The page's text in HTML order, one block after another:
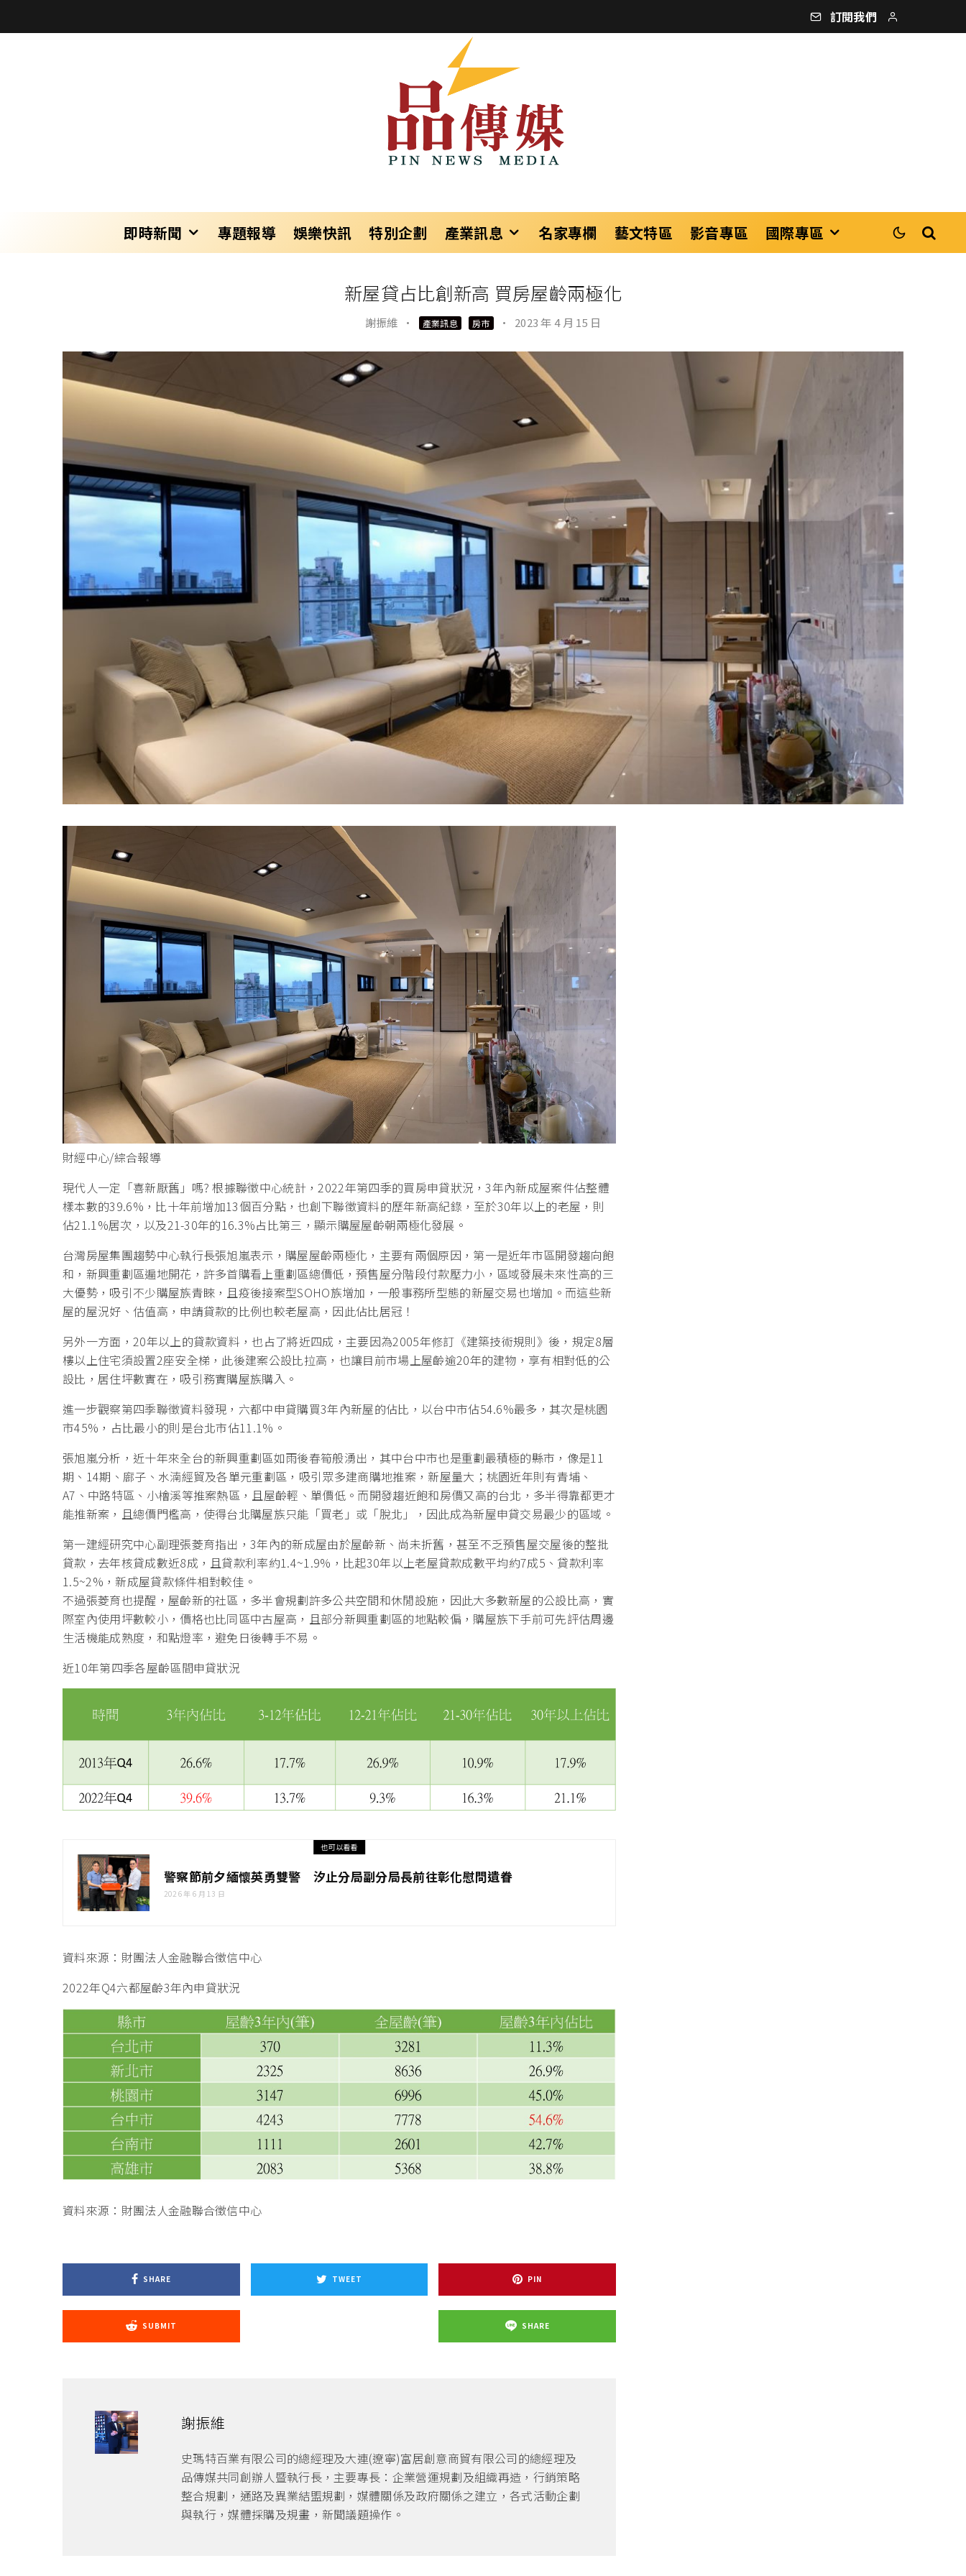
訂閱我們
即時新聞 專題報導 娛樂快訊 特別企劃 產業訊息 名家專欄 藝文特區 影音專區 國際專區
新屋貸占比創新高 買房屋齡兩極化
謝振維 · 產業訊息 房市 · 2023 年 4 月 15 日
財經中心/綜合報導
現代人一定「喜新厭舊」嗎? 根據聯徵中心統計，2022年第四季的買房申貸狀況，3年內新成屋案件佔整體
樣本數的39.6%，比十年前增加13個百分點，也創下聯徵資料的歷年新高紀錄，至於30年以上的老屋，則
佔21.1%居次，以及21-30年的16.3%占比第三，顯示購屋屋齡朝兩極化發展。
台灣房屋集團趨勢中心執行長張旭嵐表示，購屋屋齡兩極化，主要有兩個原因，第一是近年市區開發趨向飽
和，新興重劃區遍地開花，許多首購看上重劃區總價低，預售屋分階段付款壓力小，區域發展未來性高的三
大優勢，吸引不少購屋族青睞，且疫後接案型SOHO族增加，一般事務所型態的新屋交易也增加。而這些新
屋的屋況好、估值高，申請貸款的比例也較老屋高，因此佔比居冠！
另外一方面，20年以上的貸款資料，也占了將近四成，主要因為2005年修訂《建築技術規則》後，規定8層
樓以上住宅須設置2座安全梯，此後建案公設比拉高，也讓目前市場上屋齡逾20年的建物，享有相對低的公
設比，居住坪數實在，吸引務實購屋族購入。
進一步觀察第四季聯徵資料發現，六都中申貸購買3年內新屋的佔比，以台中市佔54.6%最多，其次是桃園
市45%，占比最小的則是台北市佔11.1%。
張旭嵐分析，近十年來全台的新興重劃區如雨後春筍般湧出，其中台中市也是重劃最積極的縣市，像是11
期、14期、廍子、水湳經貿及各單元重劃區，吸引眾多建商購地推案，新屋量大；桃園近年則有青埔、
A7、中路特區、小檜溪等推案熱區，且屋齡輕、單價低。而開發趨近飽和房價又高的台北，多半得靠都更才
能推新案，且總價門檻高，使得台北購屋族只能「買老」或「脫北」，因此成為新屋申貸交易最少的區域。
第一建經研究中心副理張菱育指出，3年內的新成屋由於屋齡新、尚未折舊，甚至不乏預售屋交屋後的整批
貸款，去年核貸成數近8成，且貸款利率約1.4~1.9%，比起30年以上老屋貸款成數平均約7成5、貸款利率
1.5~2%，新成屋貸款條件相對較佳。
不過張菱育也提醒，屋齡新的社區，多半會規劃許多公共空間和休閒設施，因此大多數新屋的公設比高，實
際室內使用坪數較小，價格也比同區中古屋高，且部分新興重劃區的地點較偏，購屋族下手前可先評估周邊
生活機能成熟度，和點燈率，避免日後轉手不易。
近10年第四季各屋齡區間申貸狀況
也可以看看
警察節前夕緬懷英勇雙警 汐止分局副分局長前往彰化慰問遺眷
2026 年 6 月 13 日
資料來源：財團法人金融聯合徵信中心
2022年Q4六都屋齡3年內申貸狀況
資料來源：財團法人金融聯合徵信中心
SHARE TWEET PIN
SUBMIT SHARE
謝振維
史瑪特百業有限公司的總經理及大連(遼寧)富居創意商貿有限公司的總經理及
品傳媒共同創辦人暨執行長，主要專長：企業營運規劃及組織再造，行銷策略
整合規劃，通路及異業結盟規劃，媒體關係及政府關係之建立，各式活動企劃
與執行，媒體採購及規畫，新聞議題操作。